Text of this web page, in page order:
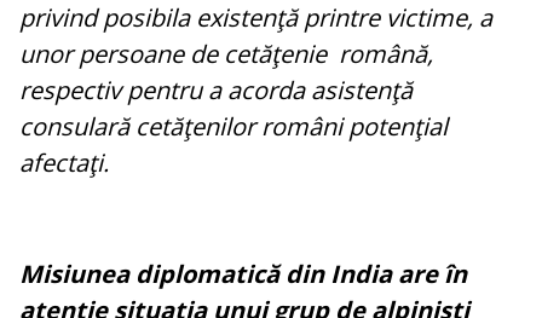
privind posibila existenţă printre victime, a
unor persoane de cetăţenie română,
respectiv pentru a acorda asistenţă
consulară cetăţenilor români potenţial
afectaţi.
Misiunea diplomatică din India are în
atenţie situaţia unui grup de alpinişti